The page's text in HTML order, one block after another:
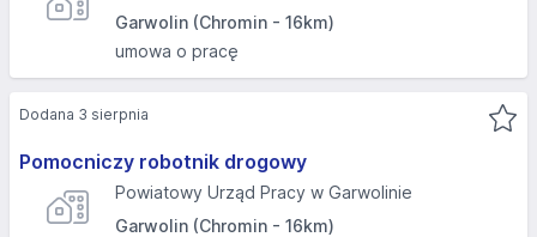
Garwolin (Chromin - 16km)
umowa o pracę
Pomocniczy robotnik drogowy
Powiatowy Urząd Pracy w Garwolinie
Garwolin (Chromin - 16km)
Dodana 3 sierpnia